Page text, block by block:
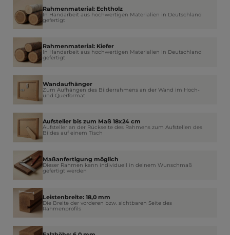
Rahmenmaterial: Echtholz
In Handarbeit aus hochwertigen Materialien in Deutschland
gefertigt
Rahmenmaterial: Kiefer
In Handarbeit aus hochwertigen Materialien in Deutschland
gefertigt
Wandaufhänger
Zum Aufhängen des Bilderrahmens an der Wand im Hoch-
und Querformat
Aufsteller bis zum Maß 18x24 cm
Aufsteller an der Rückseite des Rahmens zum Aufstellen des
Bildes auf einem Tisch
Maßanfertigung möglich
Dieser Rahmen kann individuell in deinem Wunschmaß
gefertigt werden
Leistenbreite: 18,0 mm
Die Breite der vorderen bzw. sichtbaren Seite des
Rahmenprofils